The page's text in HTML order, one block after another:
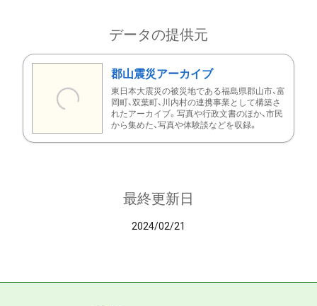
データの提供元
郡山震災アーカイブ
東日本大震災の被災地である福島県郡山市、富
岡町、双葉町、川内村の連携事業として構築さ
れたアーカイブ。写真や行政文書のほか、市民
から集めた、写真や体験談などを収録。
最終更新日
2024/02/21